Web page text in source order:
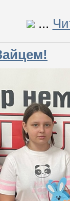
...